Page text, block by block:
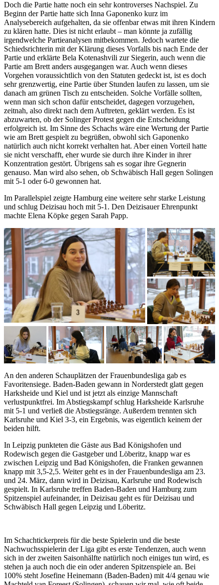
Doch die Partie hatte noch ein sehr kontroverses Nachspiel. Zu
Beginn der Partie hatte sich Inna Gaponenko kurz im
Analysebereich aufgehalten, da sie offenbar etwas mit ihren Kindern
zu klären hatte. Dies ist nicht erlaubt – man könnte ja zufällig
irgendwelche Partieanalysen mitbekommen. Jedoch wartete die
Schiedsrichterin mit der Klärung dieses Vorfalls bis nach Ende der
Partie und erklärte Bela Kotenashvili zur Siegerin, auch wenn die
Partie am Brett anders ausgegangen war. Auch wenn dieses
Vorgehen voraussichtlich von den Statuten gedeckt ist, ist es doch
sehr grenzwertig, eine Partie über Stunden laufen zu lassen, um sie
danach am grünen Tisch zu entscheiden. Solche Vorfälle sollten,
wenn man sich schon dafür entscheidet, dagegen vorzugehen,
zeitnah, also direkt nach dem Auftreten, geklärt werden. Es ist
abzuwarten, ob der Solinger Protest gegen die Entscheidung
erfolgreich ist. Im Sinne des Schachs wäre eine Wertung der Partie
wie am Brett gespielt zu begrüßen, obwohl sich Gaponenko
natürlich auch nicht korrekt verhalten hat. Aber einen Vorteil hatte
sie nicht verschafft, eher wurde sie durch ihre Kinder in ihrer
Konzentration gestört. Übrigens sah es sogar ihre Gegnerin
genauso. Man wird also sehen, ob Schwäbisch Hall gegen Solingen
mit 5-1 oder 6-0 gewonnen hat.
Im Parallelspiel zeigte Hamburg eine weitere sehr starke Leistung
und schlug Deizisau hoch mit 5-1. Den Deizisauer Ehrenpunkt
machte Elena Köpke gegen Sarah Papp.
An den anderen Schauplätzen der Frauenbundesliga gab es
Favoritensiege. Baden-Baden gewann in Norderstedt glatt gegen
Harksheide und Kiel und ist jetzt als einzige Mannschaft
verlustpunktfrei. Im Abstiegskampf schlug Harksheide Karlsruhe
mit 5-1 und verließ die Abstiegsränge. Außerdem trennten sich
Karlsruhe und Kiel 3-3, ein Ergebnis, was eigentlich keinem der
beiden hilft.
In Leipzig punkteten die Gäste aus Bad Königshofen und
Rodewisch gegen die Gastgeber und Löberitz, knapp war es
zwischen Leipzig und Bad Königshofen, die Franken gewannen
knapp mit 3,5-2,5. Weiter geht es in der Frauenbundesliga am 23.
und 24. März, dann wird in Deizisau, Karlsruhe und Rodewisch
gespielt. In Karlsruhe treffen Baden-Baden und Hamburg zum
Spitzenspiel aufeinander, in Deizisau geht es für Deizisau und
Schwäbisch Hall gegen Leipzig und Löberitz.
Im Schachtickerpreis für die beste Spielerin und die beste
Nachwuchsspielerin der Liga gibt es erste Tendenzen, auch wenn
sich in der zweiten Saisonhälfte natürlich noch einiges tun wird, es
stehen ja auch noch die ein oder anderen Spitzenspiele an. Bei
100% steht Josefine Heinemann (Baden-Baden) mit 4/4 genau wie